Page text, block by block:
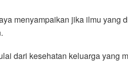
menyampaikan jika ilmu yang
dari kesehatan keluarga yang